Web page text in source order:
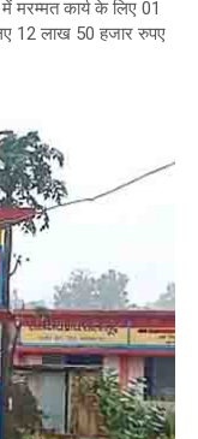
मरम्मत कार्य के लिए 01
12 लाख 50 हजार रुपए